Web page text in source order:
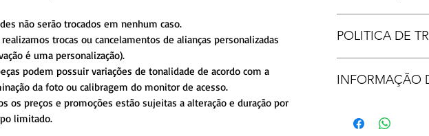
não serão trocados em nenhum caso.
realizamos trocas ou cancelamentos de alianças personalizadas
é uma personalização).
podem possuir variações de tonalidade de acordo com a
da foto ou calibragem do monitor de acesso.
os preços e promoções estão sujeitas a alteração e duração por
limitado.
FORMATO
POLITICA DE
reembolso, após
INFORMAÇÃO